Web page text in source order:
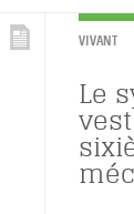
VIVANT
Le